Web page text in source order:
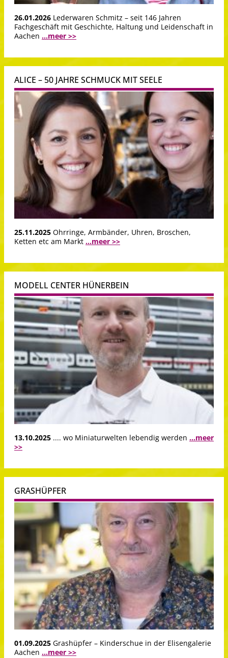
26.01.2026 Lederwaren Schmitz – seit 146 Jahren
Fachgeschäft mit Geschichte, Haltung und Leidenschaft in
Aachen ...meer >>
ALICE – 50 JAHRE SCHMUCK MIT SEELE
25.11.2025 Ohrringe, Armbänder, Uhren, Broschen,
Ketten etc am Markt ...meer >>
MODELL CENTER HÜNERBEIN
13.10.2025 .... wo Miniaturwelten lebendig werden ...meer
>>
GRASHÜPFER
01.09.2025 Grashüpfer – Kinderschue in der Elisengalerie
Aachen ...meer >>